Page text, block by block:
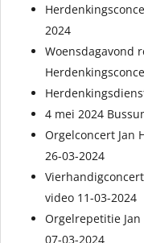
2024
Woensdagavond
4 mei 2024
Orgelconcert Jan
26-03-2024
video 11-03-2024
Orgelrepetitie
07-03-2024